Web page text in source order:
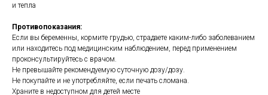
и тепла
Противопоказания:
Если вы беременны, кормите грудью, страдаете каким-либо заболеванием
или находитесь под медицинским наблюдением, перед применением
проконсультируйтесь с врачом.
Не превышайте рекомендуемую суточную дозу/дозу.
Не покупайте и не употребляйте, если печать сломана.
Храните в недоступном для детей месте